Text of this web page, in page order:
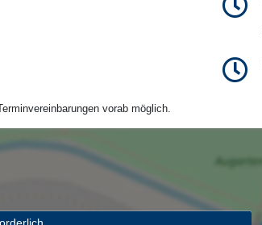
vorab möglich.